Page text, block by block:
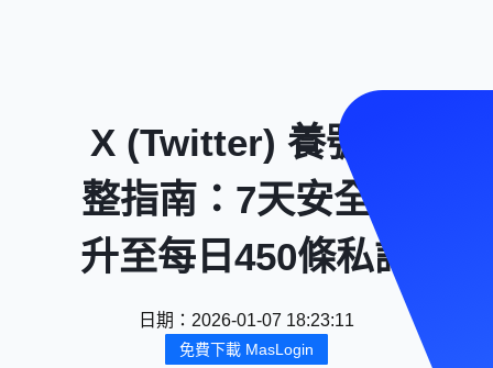
X (Twitter) 養號完
整指南：7天安全提
升至每日450條私訊
日期 ： 2026-01-07 18:23:11
免費下載 MasLogin